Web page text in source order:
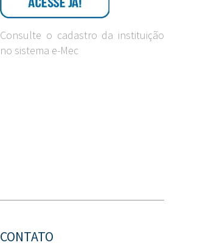
Consulte o cadastro da instituição
no sistema e-Mec
CONTATO